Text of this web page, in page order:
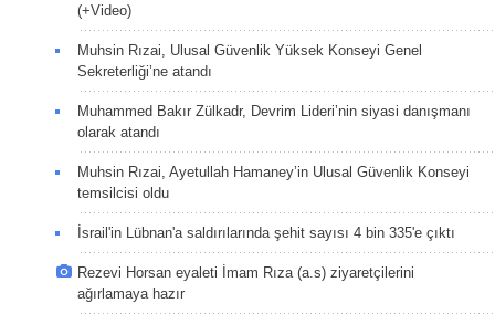
(+Video)
Muhsin Rızai, Ulusal Güvenlik Yüksek Konseyi Genel
Sekreterliği’ne atandı
Muhammed Bakır Zülkadr, Devrim Lideri’nin siyasi danışmanı
olarak atandı
Muhsin Rızai, Ayetullah Hamaney’in Ulusal Güvenlik Konseyi
temsilcisi oldu
İsrail'in Lübnan'a saldırılarında şehit sayısı 4 bin 335'e çıktı
Rezevi Horsan eyaleti İmam Rıza (a.s) ziyaretçilerini
ağırlamaya hazır